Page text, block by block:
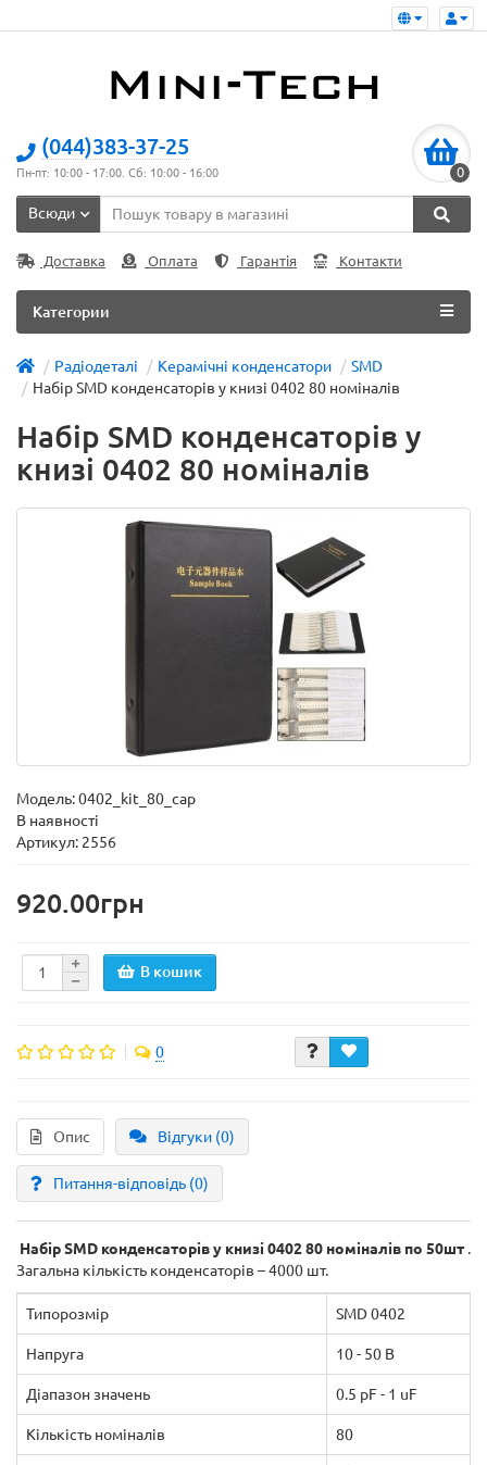
(044)383-37-25
Пн-пт: 10:00 - 17:00. Сб: 10:00 - 16:00 0
Всюди
Доставка Оплата Гарантія Контакти
Категории
Радіодеталі Керамічні конденсатори
SMD
Набір SMD конденсаторів у книзі 0402 80 номіналів
Набір SMD конденсаторів у
книзі 0402 80 номіналів
Модель:0402_kit_80_cap
В наявності
Артикул: 2556
920.00грн
В кошик
0
Опис Відгуки (0)
Питання-відповідь (0)
Набір SMD конденсаторів у книзі 0402 80 номіналів по 50шт .
Загальна кількість конденсаторів – 4000 шт.
Типорозмір SMD 0402
Напруга 10 - 50 В
Діапазон значень 0.5 pF - 1 uF
Кількість номіналів 80